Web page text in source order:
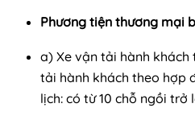
Phương tiện thương mại
a) Xe vận tải hành
tải hành khách theo hợp
lịch: có từ 10 chỗ ngồi trở